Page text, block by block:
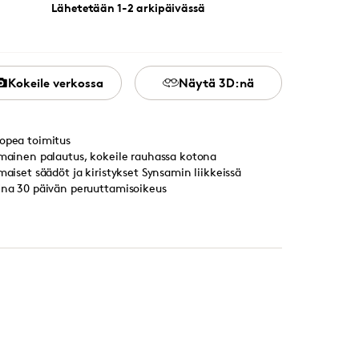
Lähetetään 1-2 arkipäivässä
Kokeile verkossa Näytä 3D:nä
toimitus
palautus, kokeile rauhassa kotona
säädöt ja kiristykset Synsamin liikkeissä
30 päivän peruuttamisoikeus